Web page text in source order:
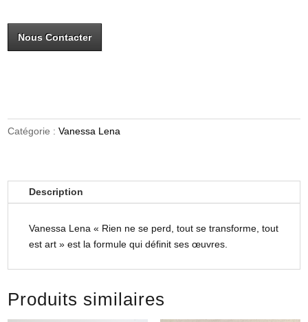
Nous Contacter
Catégorie :Vanessa Lena
Description
Vanessa Lena « Rien ne se perd, tout se transforme, tout
est art » est la formule qui définit ses œuvres.
Produits similaires